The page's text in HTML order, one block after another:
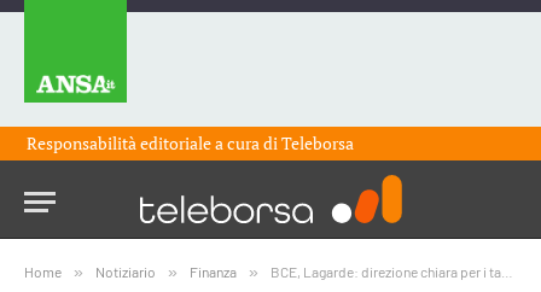
Responsabilità editoriale a cura diTeleborsa
Home » Notiziario » Finanza » BCE, Lagarde: direzione chiara per i tassi, ma ritmo deve essere deciso